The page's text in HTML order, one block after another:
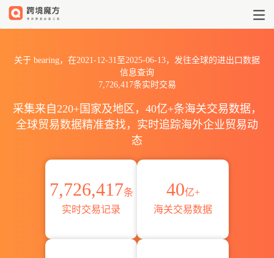
关于 bearing，在2021-12-31至2025-06-13，发往全球的进出口数据
信息查询
7,726,417条实时交易
采集来自220+国家及地区，40亿+条海关交易数据，
全球贸易数据精准查找，实时追踪海外企业贸易动
态
7,726,417条
实时交易记录
40亿+
海关交易数据